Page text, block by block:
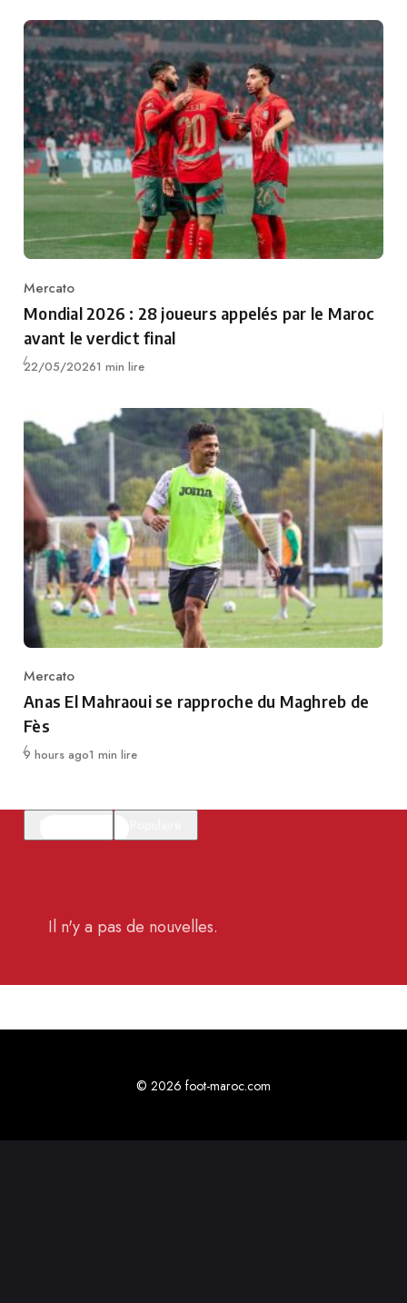
Category
Mercato
Mondial 2026 : 28 joueurs appelés par le Maroc
avant le verdict final
Publié
22/05/20261 min lire
Category
Mercato
Anas El Mahraoui se rapproche du Maghreb de
Fès
Publié
9 hours ago1 min lire
Il n'y a pas de nouvelles.
© 2026 foot-maroc.com